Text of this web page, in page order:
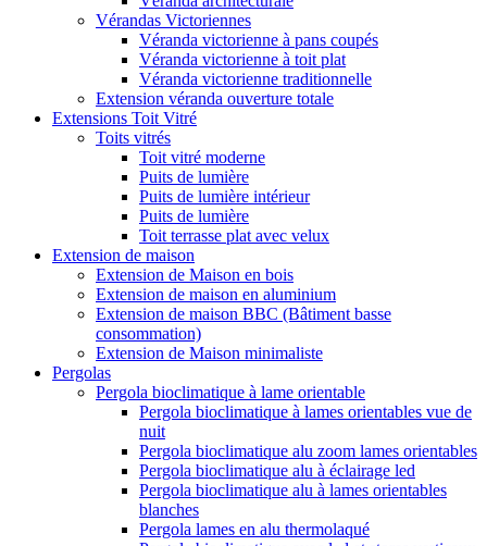
Vérandas Victoriennes
Véranda victorienne à pans coupés
Véranda victorienne à toit plat
Véranda victorienne traditionnelle
Extension véranda ouverture totale
Extensions Toit Vitré
Toits vitrés
Toit vitré moderne
Puits de lumière
Puits de lumière intérieur
Puits de lumière
Toit terrasse plat avec velux
Extension de maison
Extension de Maison en bois
Extension de maison en aluminium
Extension de maison BBC (Bâtiment basse
consommation)
Extension de Maison minimaliste
Pergolas
Pergola bioclimatique à lame orientable
Pergola bioclimatique à lames orientables vue de
nuit
Pergola bioclimatique alu zoom lames orientables
Pergola bioclimatique alu à éclairage led
Pergola bioclimatique alu à lames orientables
blanches
Pergola lames en alu thermolaqué